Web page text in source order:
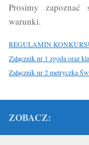
Prosimy
warunki.
REGULAMIN
Załącznik nr 1 zgoda oraz
Załącznik nr 2 metryczka
ZOBACZ: